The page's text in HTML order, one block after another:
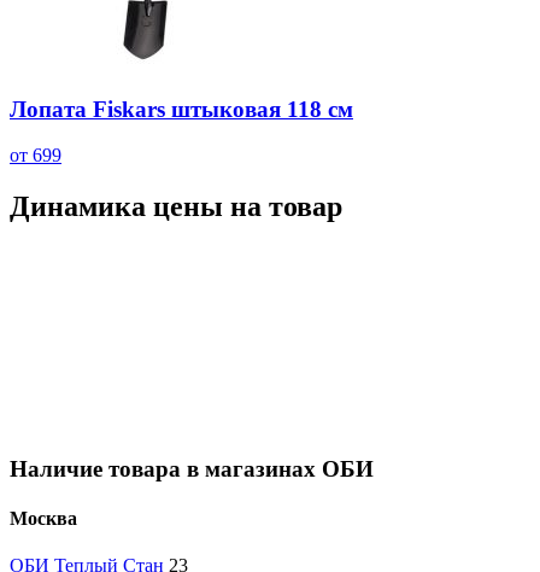
Лопата Fiskars штыковая 118 см
от 699
Динамика цены на товар
Наличие товара в магазинах ОБИ
Москва
ОБИ Теплый Стан 23